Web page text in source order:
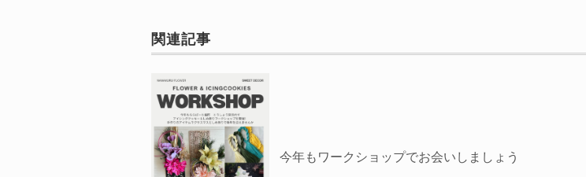
関連記事
今年もワークショップでお会いしましょう